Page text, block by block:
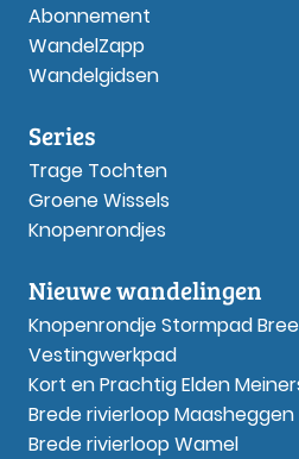
Abonnement
WandelZapp
Wandelgidsen
Series
Trage Tochten
Groene Wissels
Knopenrondjes
Nieuwe wandelingen
Knopenrondje Stormpad
Vestingwerkpad
Kort en Prachtig Elden
Brede rivierloop Maasheggen
Brede rivierloop Wamel